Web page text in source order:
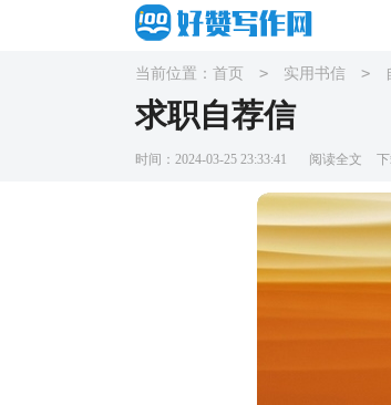
当前位置： 首页 > 实用书信 >
求职自荐信
时间：2024-03-25 23:33:41 阅读全文